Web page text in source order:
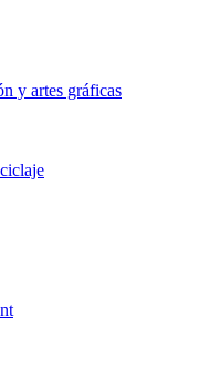
y artes gráficas